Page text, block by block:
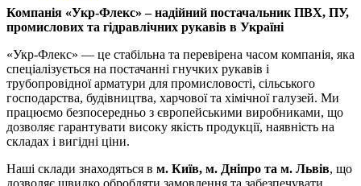
Компанія «Укр-Флекс» – надійний постачальник ПВХ, ПУ,
промислових та гідравлічних рукавів в Україні
«Укр-Флекс» — це стабільна та перевірена часом компанія, яка
спеціалізується на постачанні гнучких рукавів і
трубопровідної арматури для промисловості, сільського
господарства, будівництва, харчової та хімічної галузей. Ми
працюємо безпосередньо з європейськими виробниками, що
дозволяє гарантувати високу якість продукції, наявність на
складах і вигідні ціни.
Наші склади знаходяться в м. Київ, м. Дніпро та м. Львів, що
дозволяє швидко обробляти замовлення та забезпечувати